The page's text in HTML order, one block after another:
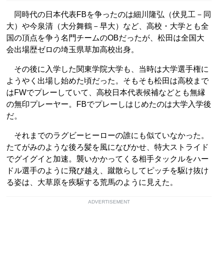
同時代の日本代表FBを争ったのは細川隆弘（伏見工－同
大）や今泉清（大分舞鶴－早大）など、高校・大学とも全
国の頂点を争う名門チームのOBだったが、松田は全国大
会出場歴ゼロの埼玉県草加高校出身。
その後に入学した関東学院大学も、当時は大学選手権に
ようやく出場し始めた頃だった。そもそも松田は高校まで
はFWでプレーしていて、高校日本代表候補などとも無縁
の無印プレーヤー。FBでプレーしはじめたのは大学入学後
だ。
それまでのラグビーヒーローの誰にも似ていなかった。
たてがみのような後ろ髪を風になびかせ、特大ストライド
でグイグイと加速。襲いかかってくる相手タックルをハー
ドル選手のように飛び越え、蹴散らしてピッチを駆け抜け
る姿は、大草原を疾駆する荒馬のように見えた。
ADVERTISEMENT